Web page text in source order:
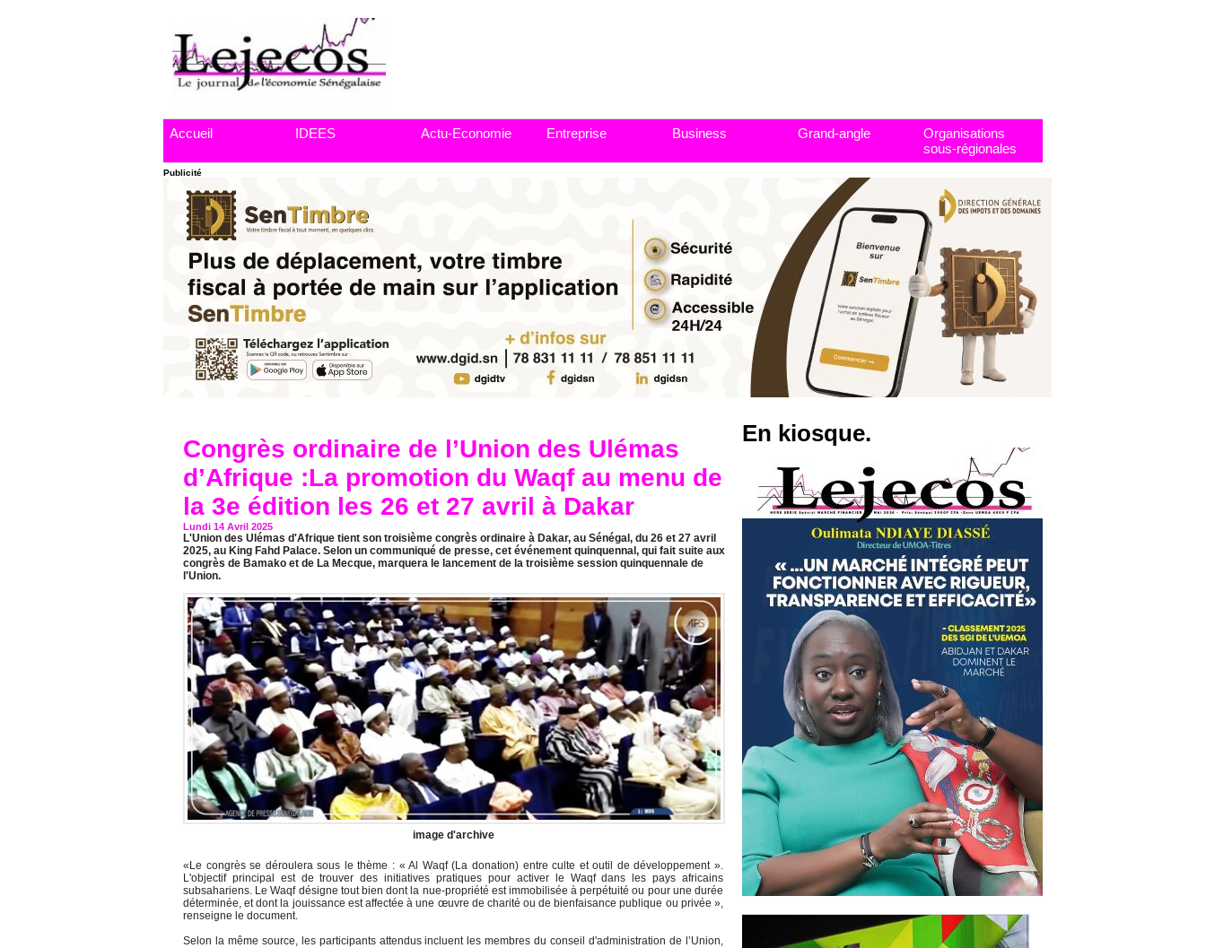
Accueil IDEES Actu-Economie Entreprise Business Grand-angle
Organisations
sous-régionales
Publicité
Congrès ordinaire de l’Union des Ulémas
d’Afrique :La promotion du Waqf au menu de
la 3e édition les 26 et 27 avril à Dakar
Lundi 14 Avril 2025
L'Union des Ulémas d'Afrique tient son troisième congrès ordinaire à Dakar, au Sénégal, du 26 et 27 avril
2025, au King Fahd Palace. Selon un communiqué de presse, cet événement quinquennal, qui fait suite aux
congrès de Bamako et de La Mecque, marquera le lancement de la troisième session quinquennale de
l'Union.
image d'archive
«Le congrès se déroulera sous le thème : « Al Waqf (La donation) entre culte et outil de développement ».
L'objectif principal est de trouver des initiatives pratiques pour activer le Waqf dans les pays africains
subsahariens. Le Waqf désigne tout bien dont la nue-propriété est immobilisée à perpétuité ou pour une durée
déterminée, et dont la jouissance est affectée à une œuvre de charité ou de bienfaisance publique ou privée »,
renseigne le document.
Selon la même source, les participants attendus incluent les membres du conseil d'administration de l’Union,
En kiosque.